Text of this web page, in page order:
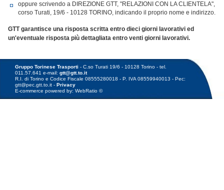
oppure scrivendo a DIREZIONE GTT, "RELAZIONI CON LA CLIENTELA",
corso Turati, 19/6 - 10128 TORINO, indicando il proprio nome e indirizzo.
GTT garantisce una risposta scritta entro dieci giorni lavorativi ed
un'eventuale risposta più dettagliata entro venti giorni lavorativi.
Gruppo Torinese Trasporti - C.so Turati 19/6 - 10128 Torino - tel.
011.57.641 e-mail:gtt@gtt.to.it
R.I. di Torino e Codice Fiscale 08555280018 - P. IVA 08559940013 - Pec:
gtt@pec.gtt.to.it -Privacy
E-commerce powered by: WebRatio ©